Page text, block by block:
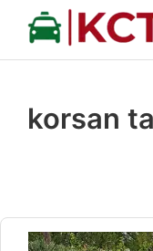
İçeriğe
korsan